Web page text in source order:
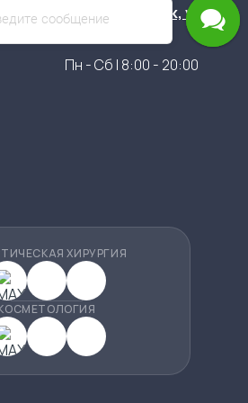
г. Новосибирск, ул.
Пн - Сб | 8:00 - 20:00
ХИРУРГИЯ
сообщение